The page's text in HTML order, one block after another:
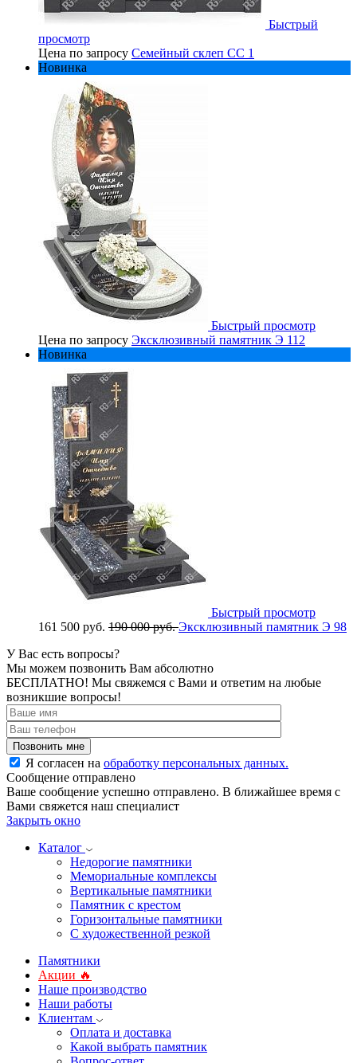
Быстрый
просмотр
Цена по запросу Семейный склеп СС 1
Новинка
Быстрый просмотр
Цена по запросу Эксклюзивный памятник Э 112
Новинка
Быстрый просмотр
161 500 руб. 190 000 руб.Эксклюзивный памятник Э 98
У Вас есть вопросы?
Мы можем позвонить Вам абсолютно
БЕСПЛАТНО! Мы свяжемся с Вами и ответим на любые
возникшие вопросы!
Я согласен на обработку персональных данных.
Сообщение отправлено
Ваше сообщение успешно отправлено. В ближайшее время с
Вами свяжется наш специалист
Закрыть окно
Каталог
Недорогие памятники
Мемориальные комплексы
Вертикальные памятники
Памятник с крестом
Горизонтальные памятники
С художественной резкой
Памятники
Акции 🔥
Наше производство
Наши работы
Клиентам
Оплата и доставка
Какой выбрать памятник